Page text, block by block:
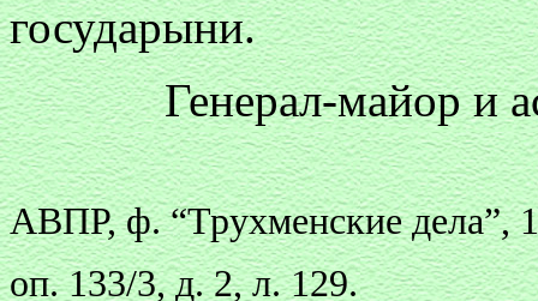
государыни.
Генерал-майор и
АВПР, ф. “Трухменские дела”,
оп. 133/3, д. 2, л. 129.